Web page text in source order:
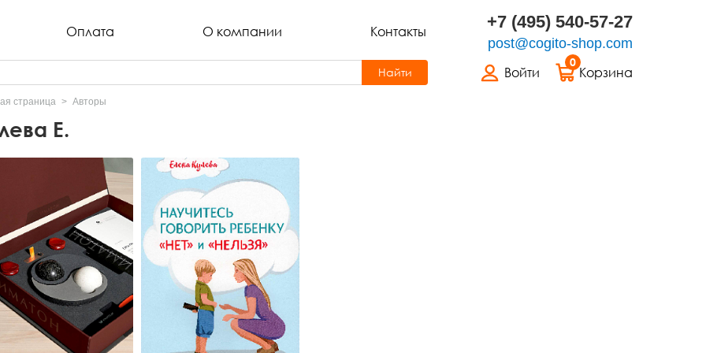
Оплата О компании Контакты +7 (495) 540-57-27
post@cogito-shop.com
Войти
0
Корзина
Найти
страница Авторы
Е.